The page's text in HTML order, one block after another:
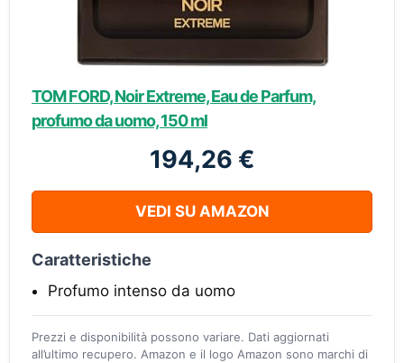
TOM FORD, Noir Extreme, Eau de Parfum,
profumo da uomo, 150 ml
194,26 €
VEDI SU AMAZON
Caratteristiche
Profumo intenso da uomo
Prezzi e disponibilità possono variare. Dati aggiornati
all’ultimo recupero. Amazon e il logo Amazon sono marchi di